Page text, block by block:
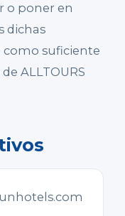
o poner en
dichas
como suficiente
ALLTOURS